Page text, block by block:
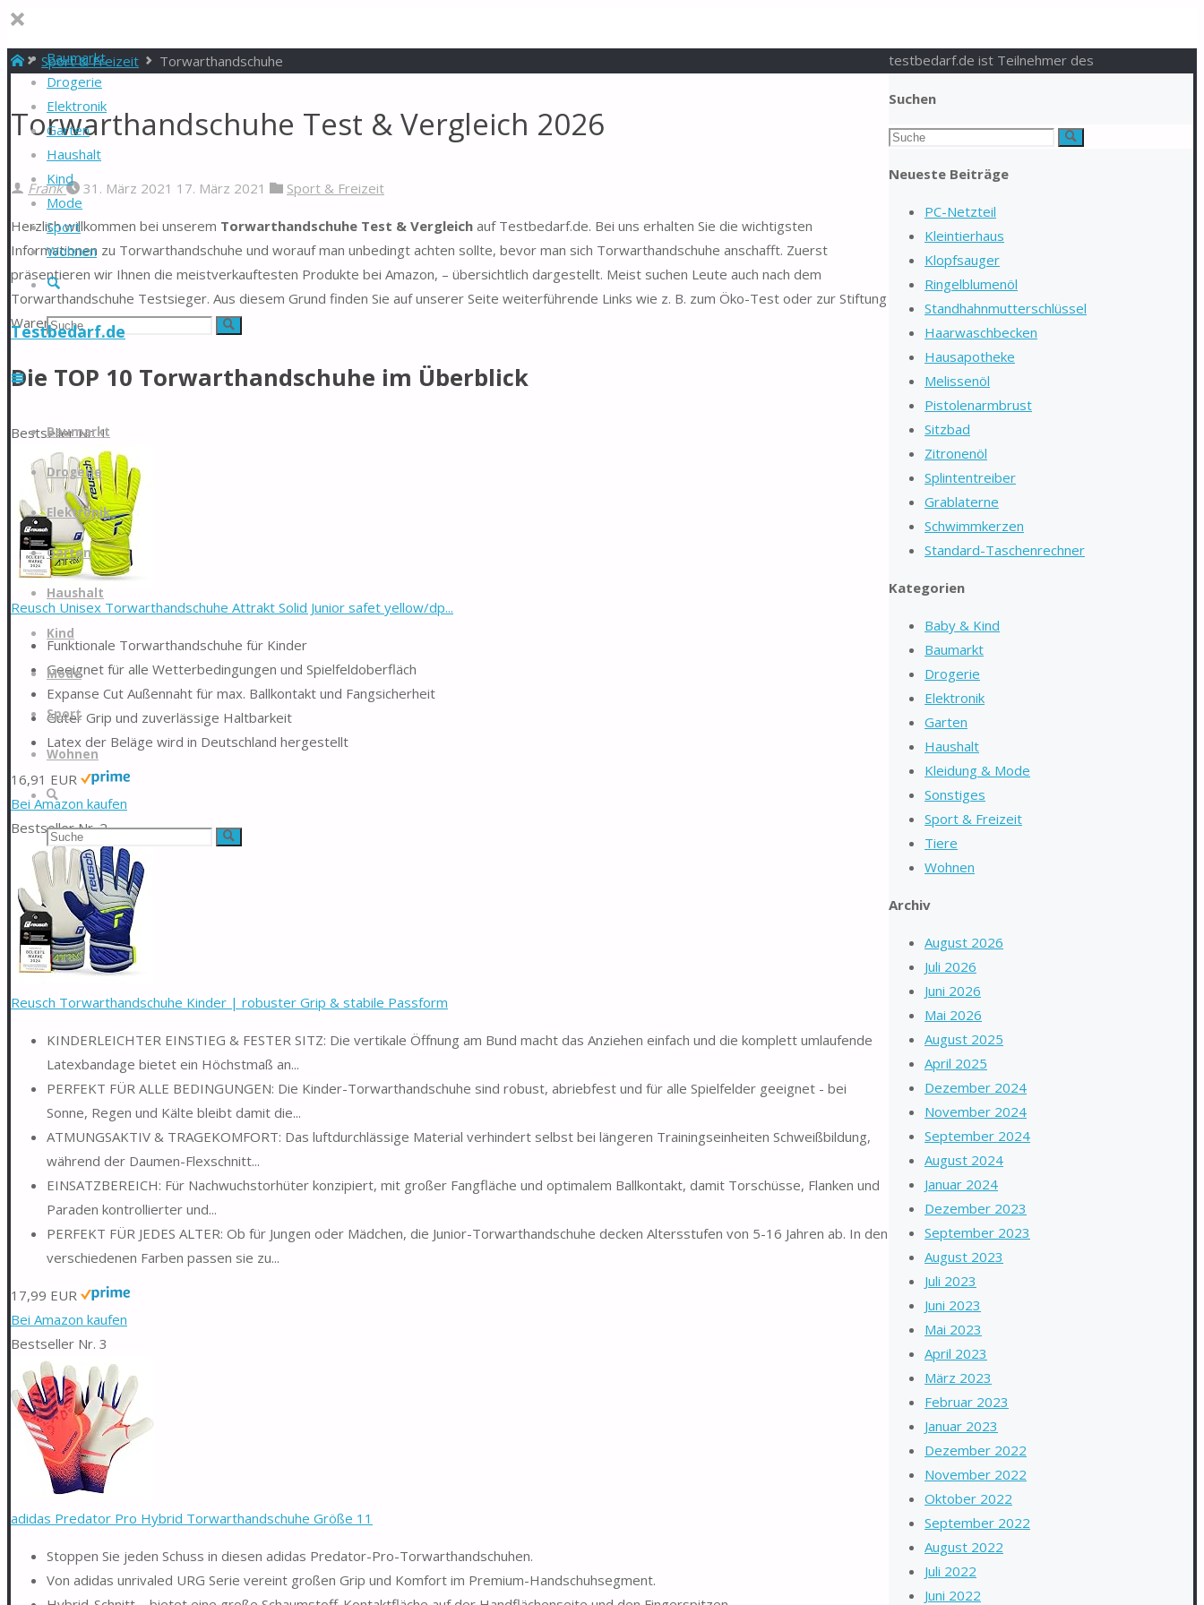
Baumarkt
Drogerie
Elektronik
Garten
Haushalt
Kind
Mode
Sport
Wohnen
Suche
Suchen Suche
Testbedarf.de
springen
Baumarkt
Drogerie
Elektronik
Garten
Haushalt
Kind
Mode
Sport
Wohnen
Suchen
nach:
Suche
StartSport & Freizeit Torwarthandschuhe
Torwarthandschuhe Test & Vergleich 2026
Frank 31. März 2021 17. März 2021 Sport & Freizeit
Herzlich willkommen bei unserem Torwarthandschuhe Test & Vergleich auf Testbedarf.de. Bei uns erhalten Sie die wichtigsten
Informationen zu Torwarthandschuhe und worauf man unbedingt achten sollte, bevor man sich Torwarthandschuhe anschafft. Zuerst
präsentieren wir Ihnen die meistverkauftesten Produkte bei Amazon, – übersichtlich dargestellt. Meist suchen Leute auch nach dem
Torwarthandschuhe Testsieger. Aus diesem Grund finden Sie auf unserer Seite weiterführende Links wie z. B. zum Öko-Test oder zur Stiftung
Warentest.
Die TOP 10 Torwarthandschuhe im Überblick
Bestseller Nr. 1
Reusch Unisex Torwarthandschuhe Attrakt Solid Junior safet yellow/dp...
Funktionale Torwarthandschuhe für Kinder
Geeignet für alle Wetterbedingungen und Spielfeldoberfläch
Expanse Cut Außennaht für max. Ballkontakt und Fangsicherheit
Guter Grip und zuverlässige Haltbarkeit
Latex der Beläge wird in Deutschland hergestellt
16,91 EUR
Bei Amazon kaufen
Bestseller Nr. 2
Reusch Torwarthandschuhe Kinder | robuster Grip & stabile Passform
KINDERLEICHTER EINSTIEG & FESTER SITZ: Die vertikale Öffnung am Bund macht das Anziehen einfach und die komplett umlaufende
Latexbandage bietet ein Höchstmaß an...
PERFEKT FÜR ALLE BEDINGUNGEN: Die Kinder-Torwarthandschuhe sind robust, abriebfest und für alle Spielfelder geeignet - bei
Sonne, Regen und Kälte bleibt damit die...
ATMUNGSAKTIV & TRAGEKOMFORT: Das luftdurchlässige Material verhindert selbst bei längeren Trainingseinheiten Schweißbildung,
während der Daumen-Flexschnitt...
EINSATZBEREICH: Für Nachwuchstorhüter konzipiert, mit großer Fangfläche und optimalem Ballkontakt, damit Torschüsse, Flanken und
Paraden kontrollierter und...
PERFEKT FÜR JEDES ALTER: Ob für Jungen oder Mädchen, die Junior-Torwarthandschuhe decken Altersstufen von 5-16 Jahren ab. In den
verschiedenen Farben passen sie zu...
17,99 EUR
Bei Amazon kaufen
Bestseller Nr. 3
adidas Predator Pro Hybrid Torwarthandschuhe Größe 11
Stoppen Sie jeden Schuss in diesen adidas Predator-Pro-Torwarthandschuhen.
Von adidas unrivaled URG Serie vereint großen Grip und Komfort im Premium-Handschuhsegment.
Suchen
Suchen
Suche
Neueste Beiträge
PC-Netzteil
Kleintierhaus
Klopfsauger
Ringelblumenöl
Standhahnmutterschlüssel
Haarwaschbecken
Hausapotheke
Melissenöl
Pistolenarmbrust
Sitzbad
Zitronenöl
Splintentreiber
Grablaterne
Schwimmkerzen
Standard-Taschenrechner
Kategorien
Baby & Kind
Baumarkt
Drogerie
Elektronik
Garten
Haushalt
Kleidung & Mode
Sonstiges
Sport & Freizeit
Tiere
Wohnen
Archiv
August 2026
Juli 2026
Juni 2026
Mai 2026
August 2025
April 2025
Dezember 2024
November 2024
September 2024
August 2024
Januar 2024
Dezember 2023
September 2023
August 2023
Juli 2023
Juni 2023
Mai 2023
April 2023
März 2023
Februar 2023
Januar 2023
Dezember 2022
November 2022
Oktober 2022
September 2022
August 2022
Juli 2022
Juni 2022
testbedarf.de ist Teilnehmer des